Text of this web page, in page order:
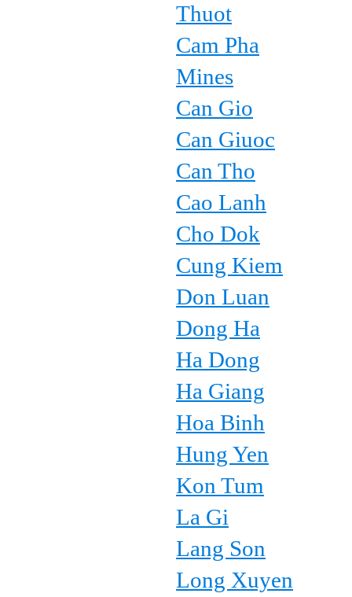
Thuot
Cam Pha
Mines
Can Gio
Can Giuoc
Can Tho
Cao Lanh
Cho Dok
Cung Kiem
Don Luan
Dong Ha
Ha Dong
Ha Giang
Hoa Binh
Hung Yen
Kon Tum
La Gi
Lang Son
Long Xuyen